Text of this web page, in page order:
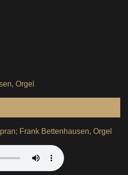
Orgel
Frank Bettenhausen, Orgel